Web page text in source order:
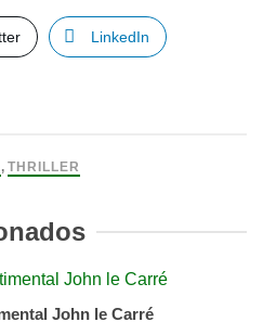
LinkedIn
, THRILLER
John le Carré